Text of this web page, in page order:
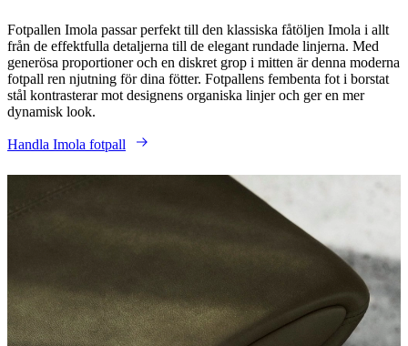
Fotpallen Imola passar perfekt till den klassiska fåtöljen Imola i allt
från de effektfulla detaljerna till de elegant rundade linjerna. Med
generösa proportioner och en diskret grop i mitten är denna moderna
fotpall ren njutning för dina fötter. Fotpallens fembenta fot i borstat
stål kontrasterar mot designens organiska linjer och ger en mer
dynamisk look.
Handla Imola fotpall